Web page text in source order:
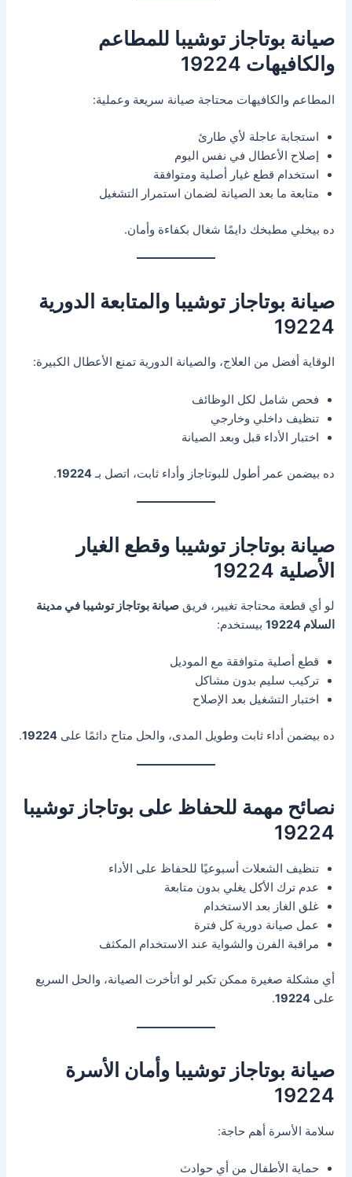
صيانة بوتاجاز توشيبا للمطاعم
والكافيهات 19224
المطاعم والكافيهات محتاجة صيانة سريعة وعملية:
استجابة عاجلة لأي طارئ
إصلاح الأعطال في نفس اليوم
استخدام قطع غيار أصلية ومتوافقة
متابعة ما بعد الصيانة لضمان استمرار التشغيل
ده بيخلي مطبخك دايمًا شغال بكفاءة وأمان.
صيانة بوتاجاز توشيبا والمتابعة الدورية
19224
الوقاية أفضل من العلاج، والصيانة الدورية تمنع الأعطال الكبيرة:
فحص شامل لكل الوظائف
تنظيف داخلي وخارجي
اختبار الأداء قبل وبعد الصيانة
ده بيضمن عمر أطول للبوتاجاز وأداء ثابت، اتصل بـ19224
.
صيانة بوتاجاز توشيبا وقطع الغيار
الأصلية 19224
لو أي قطعة محتاجة تغيير، فريقصيانة بوتاجاز توشيبا في مدينة
السلام 19224
بيستخدم:
قطع أصلية متوافقة مع الموديل
تركيب سليم بدون مشاكل
اختبار التشغيل بعد الإصلاح
ده بيضمن أداء ثابت وطويل المدى، والحل متاح دائمًا على19224
.
نصائح مهمة للحفاظ على بوتاجاز توشيبا
19224
تنظيف الشعلات أسبوعيًا للحفاظ على الأداء
عدم ترك الأكل يغلي بدون متابعة
غلق الغاز بعد الاستخدام
عمل صيانة دورية كل فترة
مراقبة الفرن والشواية عند الاستخدام المكثف
أي مشكلة صغيرة ممكن تكبر لو اتأخرت الصيانة، والحل السريع
على19224
.
صيانة بوتاجاز توشيبا وأمان الأسرة
19224
سلامة الأسرة أهم حاجة:
حماية الأطفال من أي حوادث